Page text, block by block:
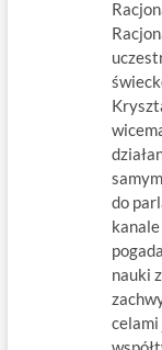
do
nauki
celami